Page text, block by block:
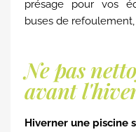
présage pour vos
buses de
Ne pas
avant
Hiverner une piscine